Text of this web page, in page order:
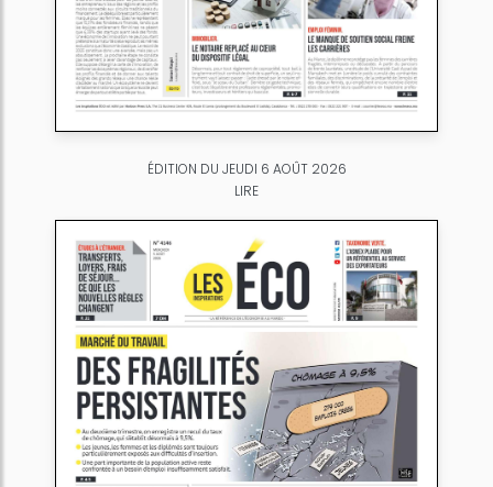
ÉDITION DU JEUDI 6 AOÛT 2026
LIRE